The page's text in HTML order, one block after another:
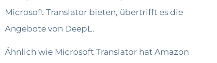
Microsoft Translator bieten, übertrifft es die
Angebote von DeepL.
Ähnlich wie Microsoft Translator hat Amazon